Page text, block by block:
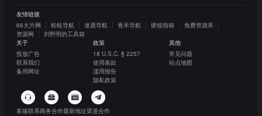
友情链接
66大片网
蛙蛙导航 迷鹿导航 青禾导航 硬核指南
免费资源库
资源网
刘野明的工具箱
关于
投放广告
联系我们
备用网址
政策
18 U.S.C. § 2257
使用条款
滥用报告
隐私政策
其他
常见问题
站点地图
客服联系商务合作最新地址渠道合作